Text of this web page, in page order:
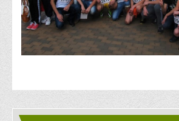
волейбол, легка атлетика, настільний
футбол, аеробіка, які дають змогу